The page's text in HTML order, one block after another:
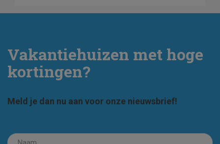
Vakantiehuizen met hoge
kortingen?
Meld je dan nu aan voor onze nieuwsbrief!